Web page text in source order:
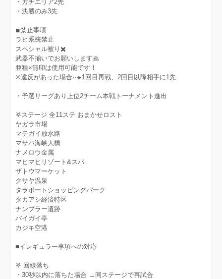
・ガチエリア2先
・決勝のみ3先
◾︎禁止事項
ラピ系統禁止
スペシャル被り✖️
武器不揃いでお願いします🙏
亜種×無印は使用可能です！
※違反があった場合···▸ 1回目再戦、2回目以降相手に1先
・予選リーグあり上位2チーム本戦トーナメント進出
‎𖤐ステージ 全11ステ おまかせロスト
ヤガラ市場
マテガイ放水路
マサバ海峡大橋
ナメロウ金属
マヒマヒリゾート&スパ
ザトウマーケット
クサヤ温泉
タラポートショッピングパーク
タカアシ経済特区
ナンプラー遺跡
バイガイ亭
カジキ空港
■イレギュラー事項への対応
𖤐 回線落ち
・30秒以内に落ちた場合 →同ステージで再試合